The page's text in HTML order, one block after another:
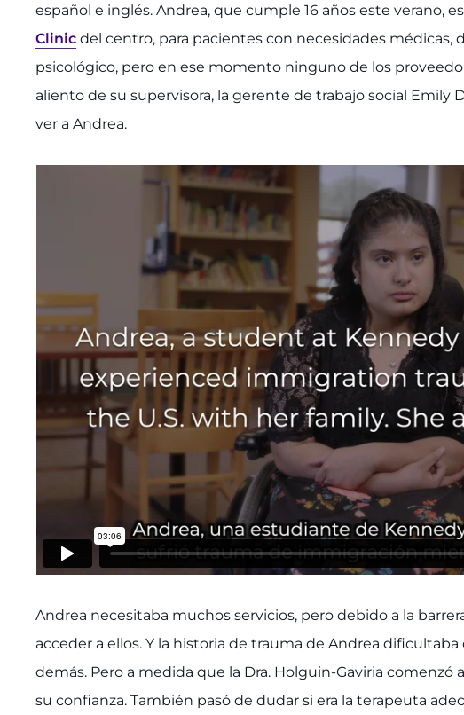
español e inglés. Andrea, que cumple 16 años este verano,
Clinic del centro, para pacientes con necesidades médicas,
psicológico, pero en ese momento ninguno de los
aliento de su supervisora, la gerente de trabajo social Emily
ver a Andrea.
Andrea necesitaba muchos servicios, pero debido a la
acceder a ellos. Y la historia de trauma de Andrea
demás. Pero a medida que la Dra. Holguin-Gaviria comenzó
su confianza. También pasó de dudar si era la terapeuta